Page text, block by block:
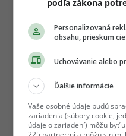
podľa zákona
Personalizovaná
obsahu, prieskum
Uchovávanie alebo
Ďalšie informácie
Vaše osobné údaje budú
zariadenia (súbory cookie,
údaje o zariadení) môžu byť